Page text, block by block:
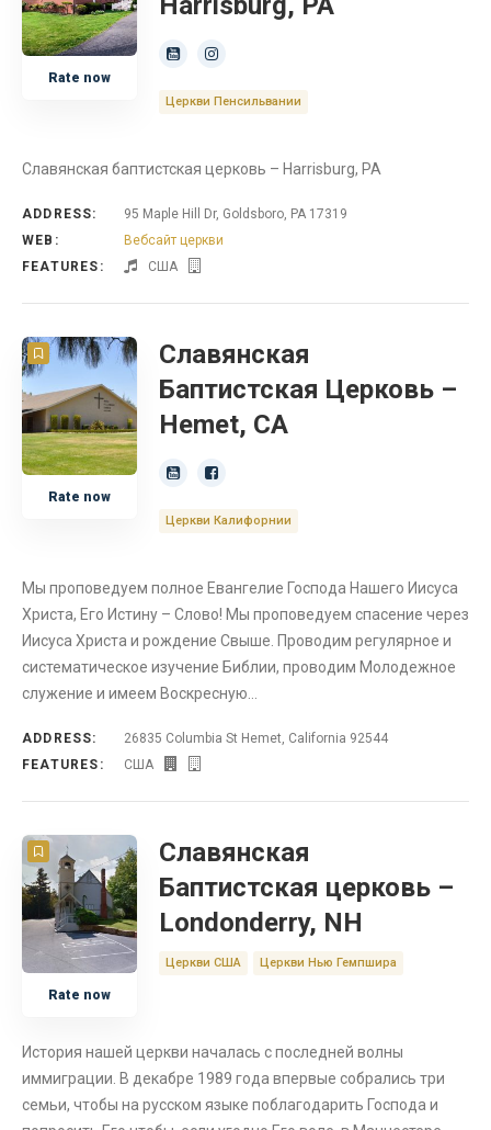
Rate now
Церкви Пенсильвании
Славянская баптистская церковь – Harrisburg, PA
ADDRESS:
95 Maple Hill Dr, Goldsboro, PA 17319
WEB:
Вебсайт церкви
FEATURES:
США
Rate now
Славянская
Баптистская Церковь –
Hemet, CA
Церкви Калифорнии
Мы проповедуем полное Евангелие Господа Нашего Иисуса
Христа, Его Истину – Слово! Мы проповедуем спасение через
Иисуса Христа и рождение Свыше. Проводим регулярное и
систематическое изучение Библии, проводим Молодежное
служение и имеем Воскресную…
ADDRESS:
26835 Columbia St Hemet, California 92544
FEATURES:
США
Rate now
Славянская
Баптистская церковь –
Londonderry, NH
Церкви США Церкви Нью Гемпшира
История нашей церкви началась с последней волны
иммиграции. В декабре 1989 года впервые собрались три
семьи, чтобы на русском языке поблагодарить Господа и